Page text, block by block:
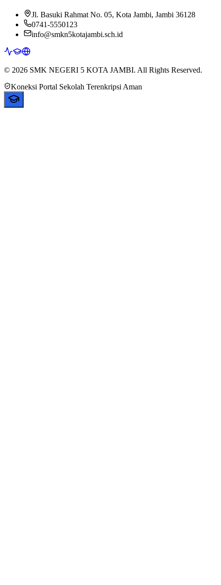
Jl. Basuki Rahmat No. 05, Kota Jambi, Jambi 36128
0741-5550123
info@smkn5kotajambi.sch.id
© 2026 SMK NEGERI 5 KOTA JAMBI. All Rights Reserved.
Koneksi Portal Sekolah Terenkripsi Aman